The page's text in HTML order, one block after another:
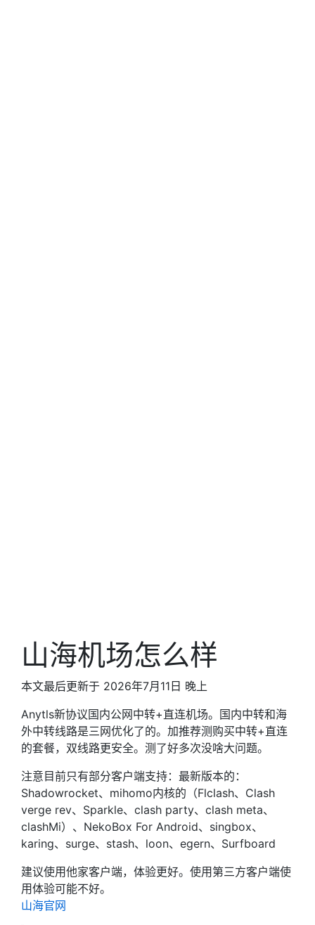
山海机场怎么样
本文最后更新于 2026年7月11日 晚上
Anytls新协议国内公网中转+直连机场。国内中转和海
外中转线路是三网优化了的。加推荐测购买中转+直连
的套餐，双线路更安全。测了好多次没啥大问题。
注意目前只有部分客户端支持：最新版本的：
Shadowrocket、mihomo内核的（Flclash、Clash
verge rev、Sparkle、clash party、clash meta、
clashMi）、NekoBox For Android、singbox、
karing、surge、stash、loon、egern、Surfboard
建议使用他家客户端，体验更好。使用第三方客户端使
用体验可能不好。
山海官网